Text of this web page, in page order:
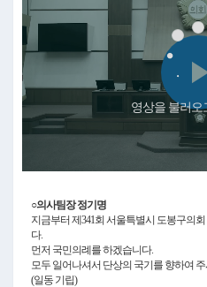
영상을 불러오
○의사팀장 정기명
지금부터 제341회 서울특별시 도봉구의
다.
먼저 국민의례를 하겠습니다.
모두 일어나셔서 단상의 국기를 향하여
(일동 기립)